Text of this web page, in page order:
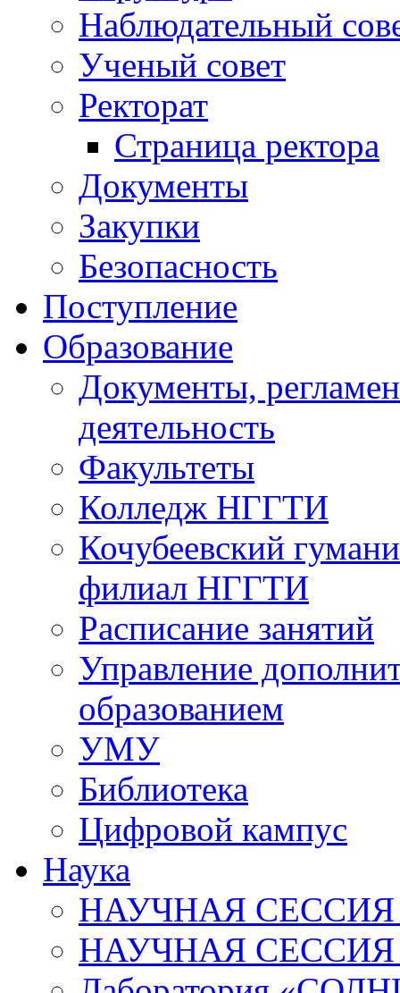
Наблюдательный
Ученый совет
Ректорат
Страница ректора
Документы
Закупки
Безопасность
Поступление
Образование
Документы,
деятельность
Факультеты
Колледж НГГТИ
Кочубеевский
филиал НГГТИ
Расписание занятий
Управление
образованием
УМУ
Библиотека
Цифровой кампус
Наука
НАУЧНАЯ СЕССИЯ
НАУЧНАЯ